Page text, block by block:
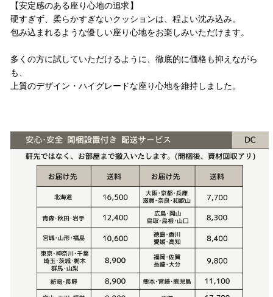
【安定感のある座り心地の追求】
硬すぎず、柔らかすぎないクッションは、程よい沈み込み。
包み込まれるような優しい座り心地をお楽しみいただけます。
多くの方に試していただけるように、徹底的に価格も抑えながら
も、
上質のデザイン・ハイグレードな座り心地を維持しました。